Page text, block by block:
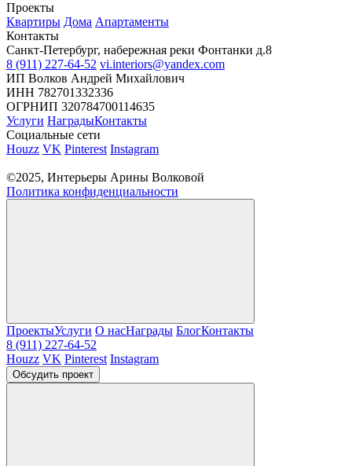
Проекты
Квартиры Дома Апартаменты
Контакты
Санкт-Петербург, набережная реки Фонтанки д.8
8 (911) 227-64-52 vi.interiors@yandex.com
ИП Волков Андрей Михайлович
ИНН 782701332336
ОГРНИП 320784700114635
Услуги НаградыКонтакты
Социальные сети
Houzz VK Pinterest Instagram
©2025, Интерьеры Арины Волковой
Политика конфиденциальности
ПроектыУслуги О насНаграды БлогКонтакты
8 (911) 227-64-52
Houzz VK Pinterest Instagram
Обсудить проект